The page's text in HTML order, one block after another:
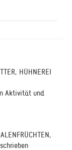
HÜHNEREI
Aktivität und